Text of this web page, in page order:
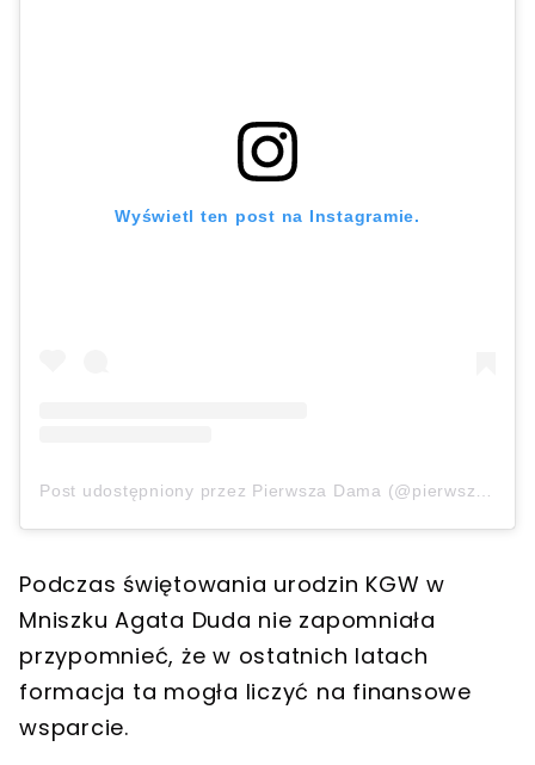
Wyświetl ten post na Instagramie.
Post udostępniony przez Pierwsza Dama (@pierwszadama_akd)
Podczas świętowania urodzin KGW w
Mniszku Agata Duda nie zapomniała
przypomnieć, że w ostatnich latach
formacja ta mogła liczyć na finansowe
wsparcie.